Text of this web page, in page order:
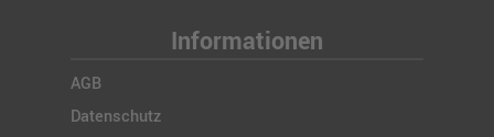
Informationen
AGB
Datenschutz